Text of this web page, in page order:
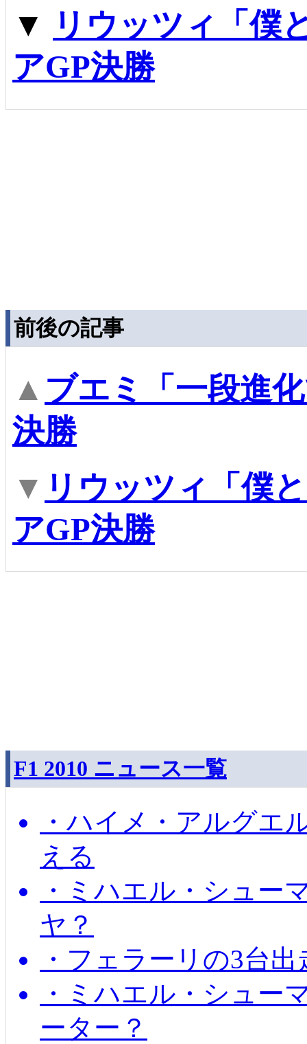
▼
リウッツィ「僕
アGP決勝
前後の記事
▲ ブエミ「一段進
決勝
▼ リウッツィ「僕
アGP決勝
F1 2010 ニュース一覧
・ハイメ・アルグエ
える
・ミハエル・シュー
ヤ？
・フェラーリの3台
・ミハエル・シュー
ーター？